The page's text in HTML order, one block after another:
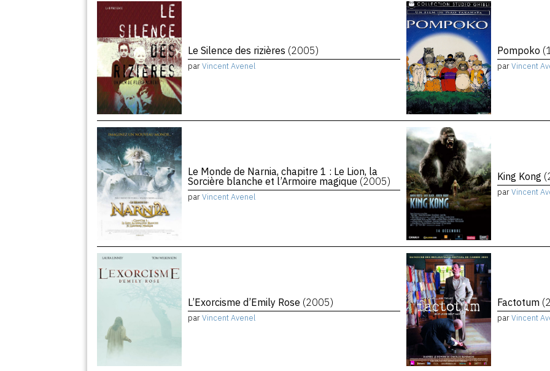
Le Silence des rizières (2005)
parVincent Avenel
Pompoko
parVincent
Le Monde de Narnia, chapitre 1 : Le Lion, la
Sorcière blanche et l’Armoire magique (2005)
parVincent Avenel
King Kong
parVincent
L’Exorcisme d’Emily Rose (2005)
parVincent Avenel
Factotum
parVincent